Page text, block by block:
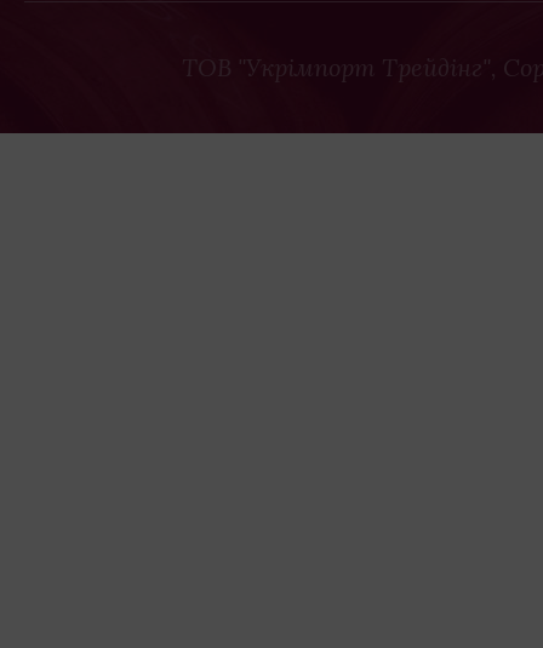
ТОВ "Укрімпорт Трейдінг",